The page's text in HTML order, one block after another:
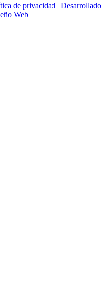
de privacidad | Desarrollado
Web